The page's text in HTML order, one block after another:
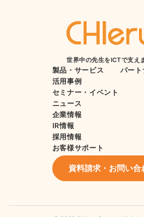
世界中の先生をICTで支え
製品・サービス
活用事例
セミナー・イベント
ニュース
企業情報
IR情報
採用情報
お客様サポート
パー
資料請求・お問い合